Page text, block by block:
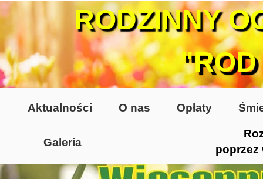
poprzez
Galeria
Lata 70-te, lata 80-te
Aktualności O nas Opłaty
RODZINNY